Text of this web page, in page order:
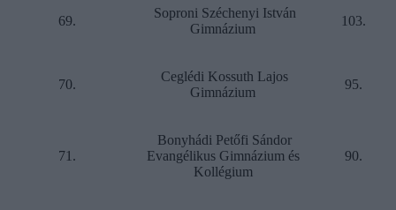
69.
Soproni Széchenyi István
Gimnázium
103.
70.
Ceglédi Kossuth Lajos
Gimnázium
95.
71.
Bonyhádi Petőfi Sándor
Evangélikus Gimnázium és
Kollégium
90.